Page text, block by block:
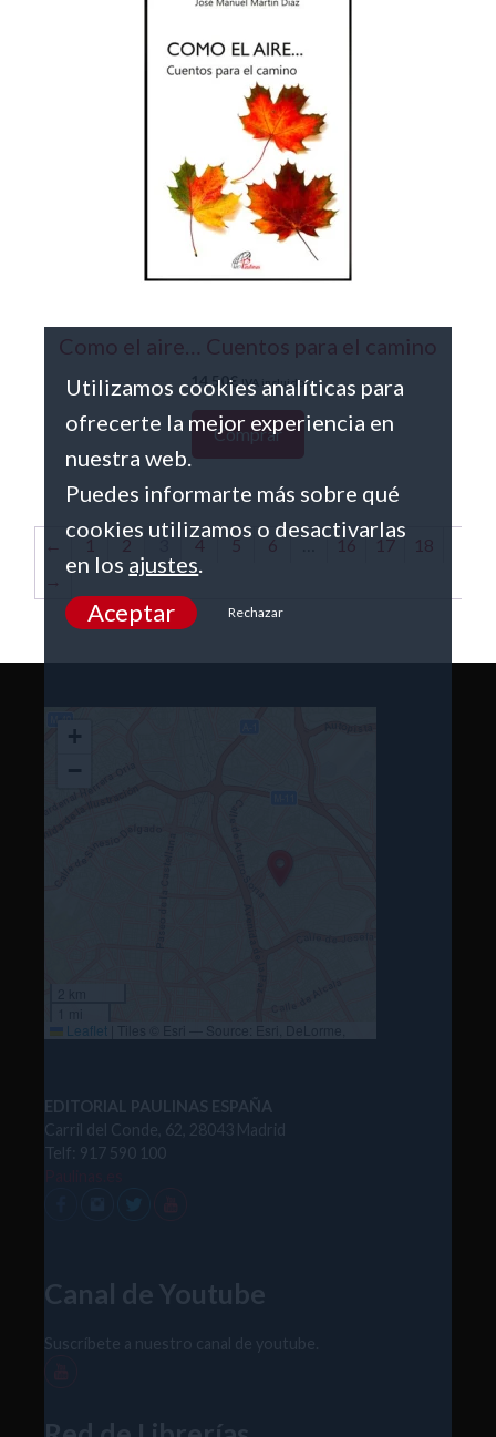
Como el aire… Cuentos para el camino
14,50€ IVA incluido
Comprar
← 1 2 4 5 6 16 17
18
→
+
−
Leaflet
EDITORIAL PAULINAS ESPAÑA
Carril del Conde, 62, 28043 Madrid
Telf: 917 590 100
Canal de Youtube
Suscríbete a nuestro canal de youtube.
Utilizamos cookies analíticas para
ofrecerte la mejor experiencia en
nuestra web.
Puedes informarte más sobre qué
cookies utilizamos o desactivarlas
en los ajustes
Aceptar Rechazar